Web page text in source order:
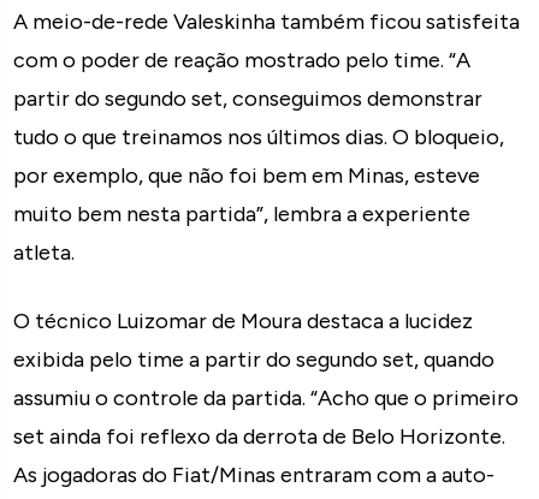
A meio-de-rede Valeskinha também ficou satisfeita
com o poder de reação mostrado pelo time. “A
partir do segundo set, conseguimos demonstrar
tudo o que treinamos nos últimos dias. O bloqueio,
por exemplo, que não foi bem em Minas, esteve
muito bem nesta partida”, lembra a experiente
atleta.
O técnico Luizomar de Moura destaca a lucidez
exibida pelo time a partir do segundo set, quando
assumiu o controle da partida. “Acho que o primeiro
set ainda foi reflexo da derrota de Belo Horizonte.
As jogadoras do Fiat/Minas entraram com a auto-